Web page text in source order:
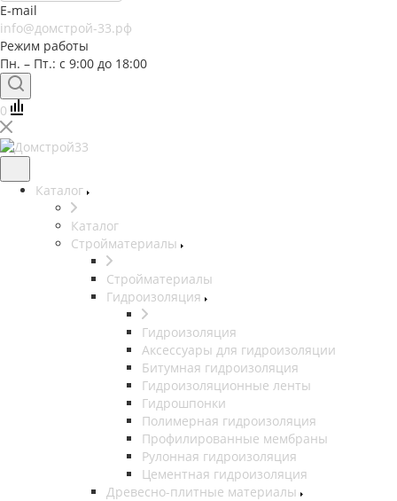
E-mail
info@домстрой-33.рф
Режим работы
Пн. – Пт.: с 9:00 до 18:00
0
Каталог
Каталог
Стройматериалы
Стройматериалы
Гидроизоляция
Гидроизоляция
Аксессуары для гидроизоляции
Битумная гидроизоляция
Гидроизоляционные ленты
Гидрошпонки
Полимерная гидроизоляция
Профилированные мембраны
Рулонная гидроизоляция
Цементная гидроизоляция
Древесно-плитные материалы